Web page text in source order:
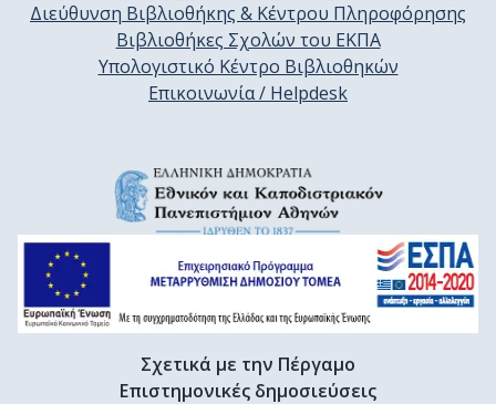
Διεύθυνση Βιβλιοθήκης & Κέντρου Πληροφόρησης
Βιβλιοθήκες Σχολών του ΕΚΠΑ
Υπολογιστικό Κέντρο Βιβλιοθηκών
Επικοινωνία / Helpdesk
Σχετικά με την Πέργαμο
Επιστημονικές δημοσιεύσεις